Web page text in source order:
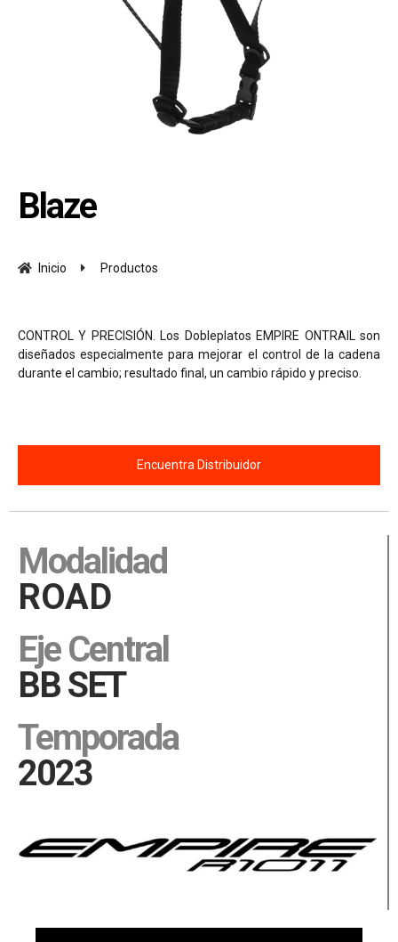
Blaze
Inicio Productos
CONTROL Y PRECISIÓN. Los Dobleplatos EMPIRE ONTRAIL son
diseñados especialmente para mejorar el control de la cadena
durante el cambio; resultado final, un cambio rápido y preciso.
Encuentra Distribuidor
Description
Modalidad
ROAD
Eje Central
BB SET
Temporada
2023